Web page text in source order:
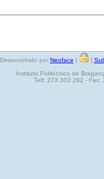
Desenvolvido por Neoface | |
Instituto Politécnico de
Telf: 273 303 282 - Fax: